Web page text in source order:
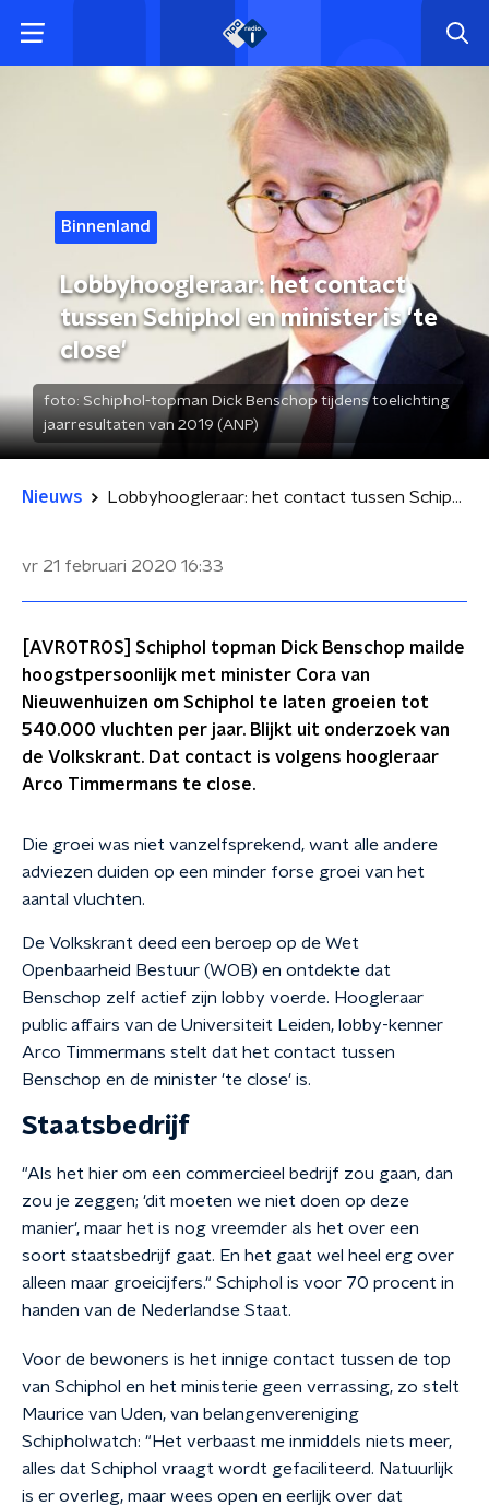
Binnenland
Lobbyhoogleraar: het contact
tussen Schiphol en minister is 'te
close'
foto: Schiphol-topman Dick Benschop tijdens toelichting
jaarresultaten van 2019 (ANP)
Nieuws Lobbyhoogleraar: het contact tussen Schiphol en minister is 'te close'
vr 21 februari 2020 16:33
[AVROTROS] Schiphol topman Dick Benschop mailde
hoogstpersoonlijk met minister Cora van
Nieuwenhuizen om Schiphol te laten groeien tot
540.000 vluchten per jaar. Blijkt uit onderzoek van
de Volkskrant. Dat contact is volgens hoogleraar
Arco Timmermans te close.
Die groei was niet vanzelfsprekend, want alle andere
adviezen duiden op een minder forse groei van het
aantal vluchten.
De Volkskrant deed een beroep op de Wet
Openbaarheid Bestuur (WOB) en ontdekte dat
Benschop zelf actief zijn lobby voerde. Hoogleraar
public affairs van de Universiteit Leiden, lobby-kenner
Arco Timmermans stelt dat het contact tussen
Benschop en de minister 'te close' is.
Staatsbedrijf
"Als het hier om een commercieel bedrijf zou gaan, dan
zou je zeggen; 'dit moeten we niet doen op deze
manier', maar het is nog vreemder als het over een
soort staatsbedrijf gaat. En het gaat wel heel erg over
alleen maar groeicijfers." Schiphol is voor 70 procent in
handen van de Nederlandse Staat.
Voor de bewoners is het innige contact tussen de top
van Schiphol en het ministerie geen verrassing, zo stelt
Maurice van Uden, van belangenvereniging
Schipholwatch: "Het verbaast me inmiddels niets meer,
alles dat Schiphol vraagt wordt gefaciliteerd. Natuurlijk
is er overleg, maar wees open en eerlijk over dat